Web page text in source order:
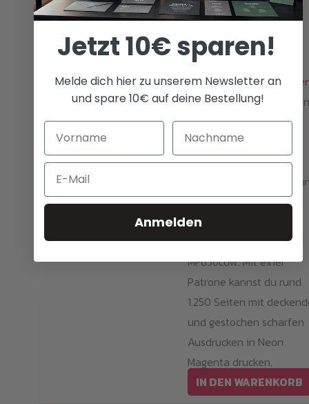
i
Alle Preise inkl.19%
MwSt.plus
Ghost Neon Magenta
geeignet für Canon i-
SENSYS: LBP631Cw,
LBP633Cdw, MF651Cw,
MF655Cdw, MF657Cdw
Canon imageCLASS:
LBP632cdw, MF652cdw,
MF653cdw, MF654wdw,
MF656cdw. Mit einer
Patrone kannst du rund
1.250 Seiten mit
und gestochen scharfen
Ausdrucken in Neon
Magenta drucken.
IN DEN WARENKORB
Jetzt 10€ sparen!
Melde dich hier zu unserem Newsletter an
und spare 10€ auf deine Bestellung!
Email
Anmelden